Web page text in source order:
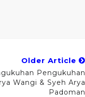
Older Article
Pengukuhan
Wangi & Syeh Arya
Padoman